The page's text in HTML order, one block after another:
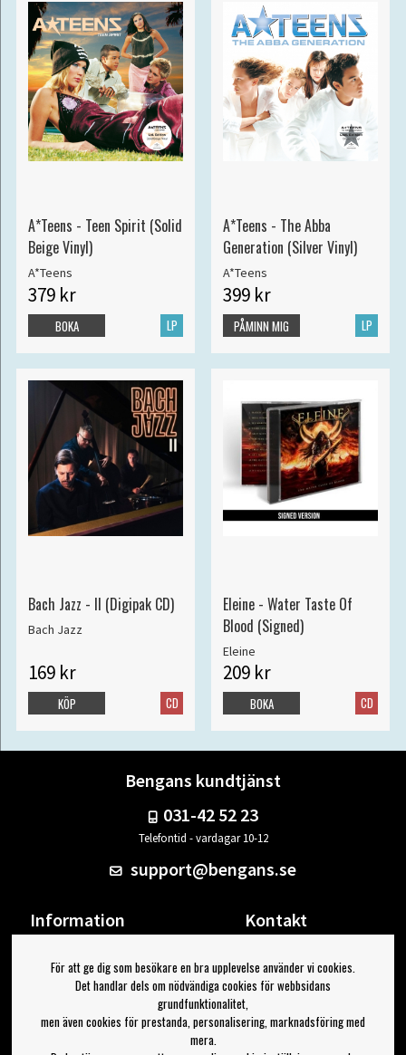
A*Teens - Teen Spirit (Solid
Beige Vinyl)
A*Teens
379 kr
LP
BOKA
A*Teens - The Abba
Generation (Silver Vinyl)
A*Teens
399 kr
LP
PÅMINN MIG
Bach Jazz - II (Digipak CD)
Bach Jazz
169 kr
CD
KÖP
Eleine - Water Taste Of
Blood (Signed)
Eleine
209 kr
CD
BOKA
Bengans kundtjänst
031-42 52 23
Telefontid - vardagar 10-12
support@bengans.se
Information
Om Bengans
FAQ / Köp- & Leveransvillkor
Kontakt
Din sida
Logga ut
Jag vill ha tips från Bengans
För att ge dig som besökare en bra upplevelse använder vi cookies.
Det handlar dels om nödvändiga cookies för webbsidans
grundfunktionalitet,
men även cookies för prestanda, personalisering, marknadsföring med
mera.